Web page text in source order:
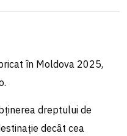
în Moldova 2025,
dreptului de
decât cea